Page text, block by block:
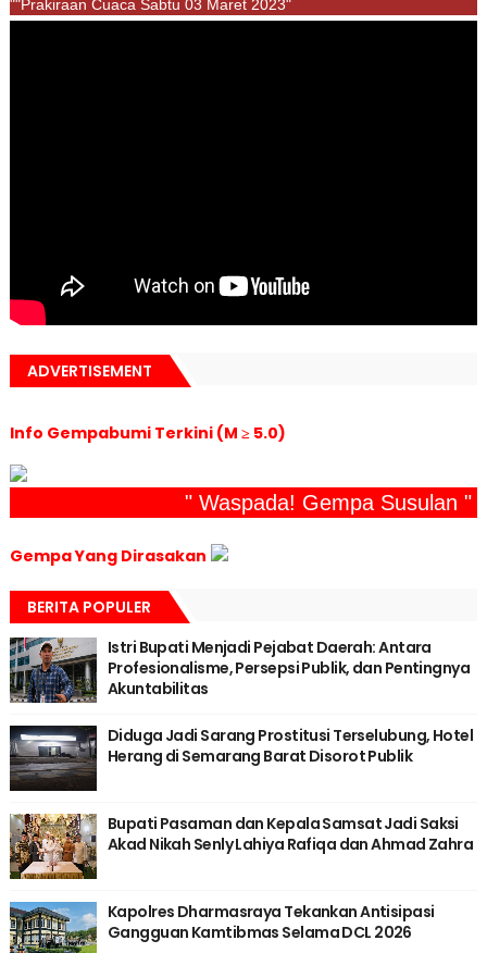
""Prakiraan Cuaca Sabtu 03 Maret 2023"
ADVERTISEMENT
Info Gempabumi Terkini (M ≥ 5.0)
" Waspada! Gempa Susulan "
Gempa Yang Dirasakan
BERITA POPULER
Istri Bupati Menjadi Pejabat Daerah: Antara
Profesionalisme, Persepsi Publik, dan Pentingnya
Akuntabilitas
Diduga Jadi Sarang Prostitusi Terselubung, Hotel
Herang di Semarang Barat Disorot Publik
Bupati Pasaman dan Kepala Samsat Jadi Saksi
Akad Nikah Senly Lahiya Rafiqa dan Ahmad Zahra
Kapolres Dharmasraya Tekankan Antisipasi
Gangguan Kamtibmas Selama DCL 2026